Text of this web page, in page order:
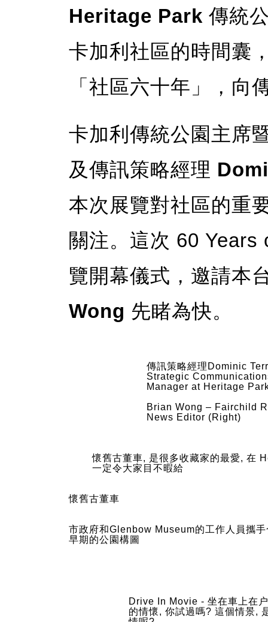
Heritage Park 傳統
卡加利社區的時間囊
「社區六十年」，向
卡加利傳統公園主席
及傳訊策略經理
本次展覽對社區的重
關注。這次 60
覽開幕儀式，邀請本
Wong 先睹為快。
傳訊策略經理Dominic
Strategic
Manager at Heritage
Brian Wong – Fairchild
News Editor (Right)
懷舊古董車, 是很多收藏家的最愛, 在
一定令大家目不暇給
懷舊古董車
市政府和Glenbow Museum的工作人員攜
早期的公園構圖
Drive In Movie - 坐在車上在
的情懷, 你試過嗎? 這個情景,